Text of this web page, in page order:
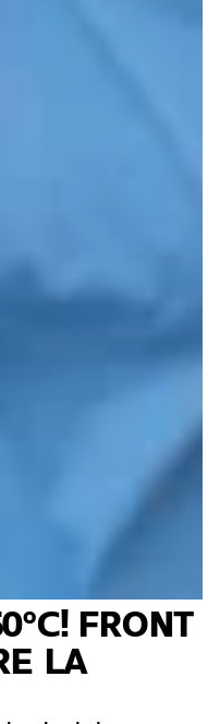
FRONT
LA